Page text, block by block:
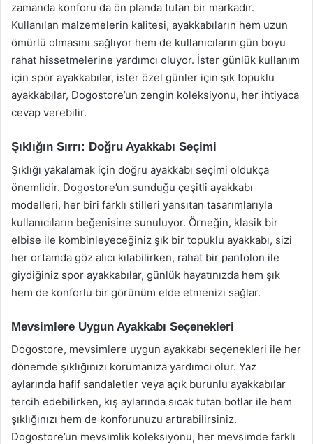
zamanda konforu da ön planda tutan bir markadır.
Kullanılan malzemelerin kalitesi, ayakkabıların hem uzun
ömürlü olmasını sağlıyor hem de kullanıcıların gün boyu
rahat hissetmelerine yardımcı oluyor. İster günlük kullanım
için spor ayakkabılar, ister özel günler için şık topuklu
ayakkabılar, Dogostore’un zengin koleksiyonu, her ihtiyaca
cevap verebilir.
Şıklığın Sırrı: Doğru Ayakkabı Seçimi
Şıklığı yakalamak için doğru ayakkabı seçimi oldukça
önemlidir. Dogostore’un sunduğu çeşitli ayakkabı
modelleri, her biri farklı stilleri yansıtan tasarımlarıyla
kullanıcıların beğenisine sunuluyor. Örneğin, klasik bir
elbise ile kombinleyeceğiniz şık bir topuklu ayakkabı, sizi
her ortamda göz alıcı kılabilirken, rahat bir pantolon ile
giydiğiniz spor ayakkabılar, günlük hayatınızda hem şık
hem de konforlu bir görünüm elde etmenizi sağlar.
Mevsimlere Uygun Ayakkabı Seçenekleri
Dogostore, mevsimlere uygun ayakkabı seçenekleri ile her
dönemde şıklığınızı korumanıza yardımcı olur. Yaz
aylarında hafif sandaletler veya açık burunlu ayakkabılar
tercih edebilirken, kış aylarında sıcak tutan botlar ile hem
şıklığınızı hem de konforunuzu artırabilirsiniz.
Dogostore’un mevsimlik koleksiyonu, her mevsimde farklı